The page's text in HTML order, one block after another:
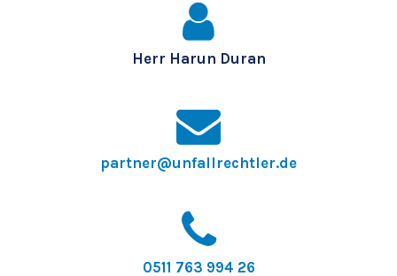
Herr Harun Duran
partner@unfallrechtler.de
0511 763 994 26